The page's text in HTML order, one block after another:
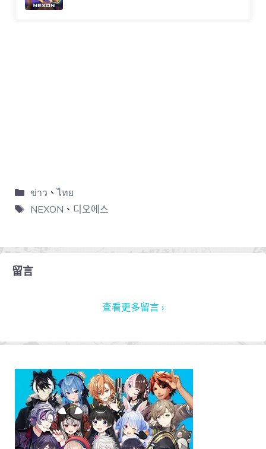
ข่าว 、ไทย
NEXON 、 디오에스
留言
查看更多留言 ›